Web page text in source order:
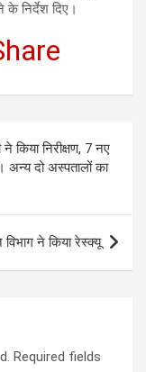
निर्देश दिए।
किया निरीक्षण, 7 नए
अन्य दो अस्पतालों का
विभाग ने किया रेस्क्यू
Required fields